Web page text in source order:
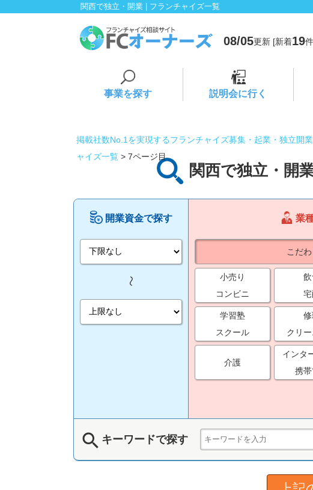
関西で独立・開業 | フランチャイズ一覧
08/05更新 [新着19
事業を探す 説明会に行く
掲載社数No.1を実現するフランチャイズ募集・起業・独立開
ャイズ一覧 > 7ページ目
関西で独立・開
開業資金で探す 業
こだ
小売り
コンビニ
学習塾
スクール
クリ
介護
インタ
携
search キーワードで探す